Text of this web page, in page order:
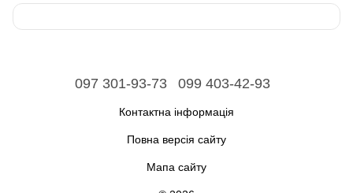
097 301-93-73 099 403-42-93
Контактна інформація
Повна версія сайту
Мапа сайту